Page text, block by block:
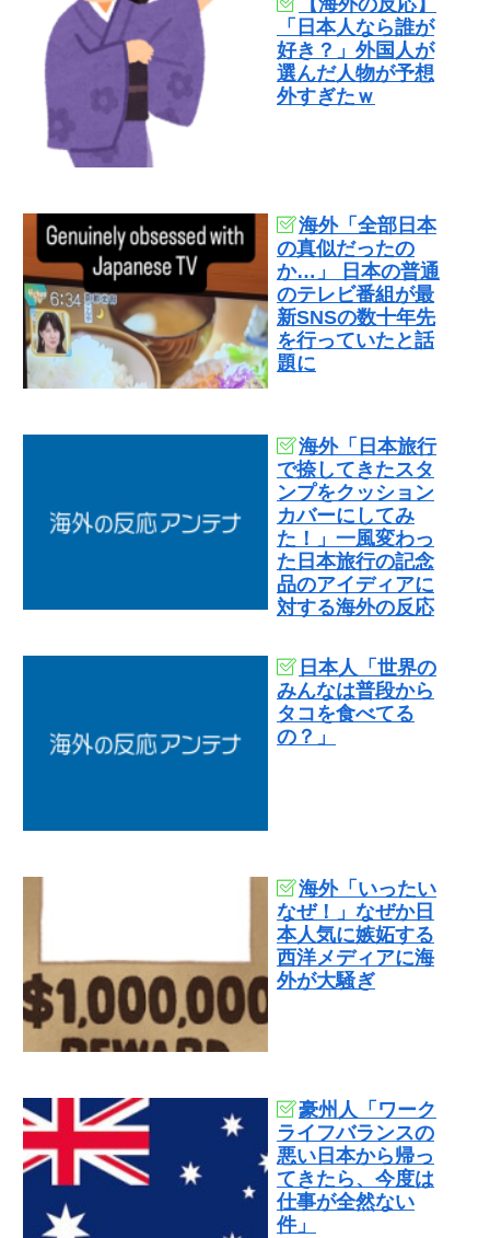
「日本人なら誰が
好き？」外国人が
選んだ人物が予想
外すぎたｗ
海外「全部日本
の真似だったの
か…」 日本の普通
のテレビ番組が最
新SNSの数十年先
を行っていたと話
題に
海外「日本旅行
で捺してきたスタ
ンプをクッション
カバーにしてみ
た！」一風変わっ
た日本旅行の記念
品のアイディアに
対する海外の反応
日本人「世界の
みんなは普段から
タコを食べてる
の？」
海外「いったい
なぜ！」なぜか日
本人気に嫉妬する
西洋メディアに海
外が大騒ぎ
豪州人「ワーク
ライフバランスの
悪い日本から帰っ
てきたら、今度は
仕事が全然ない
件」